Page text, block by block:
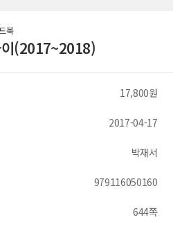
북
이(2017~2018)
17,800원
2017-04-17
박재서
979116050160
644쪽